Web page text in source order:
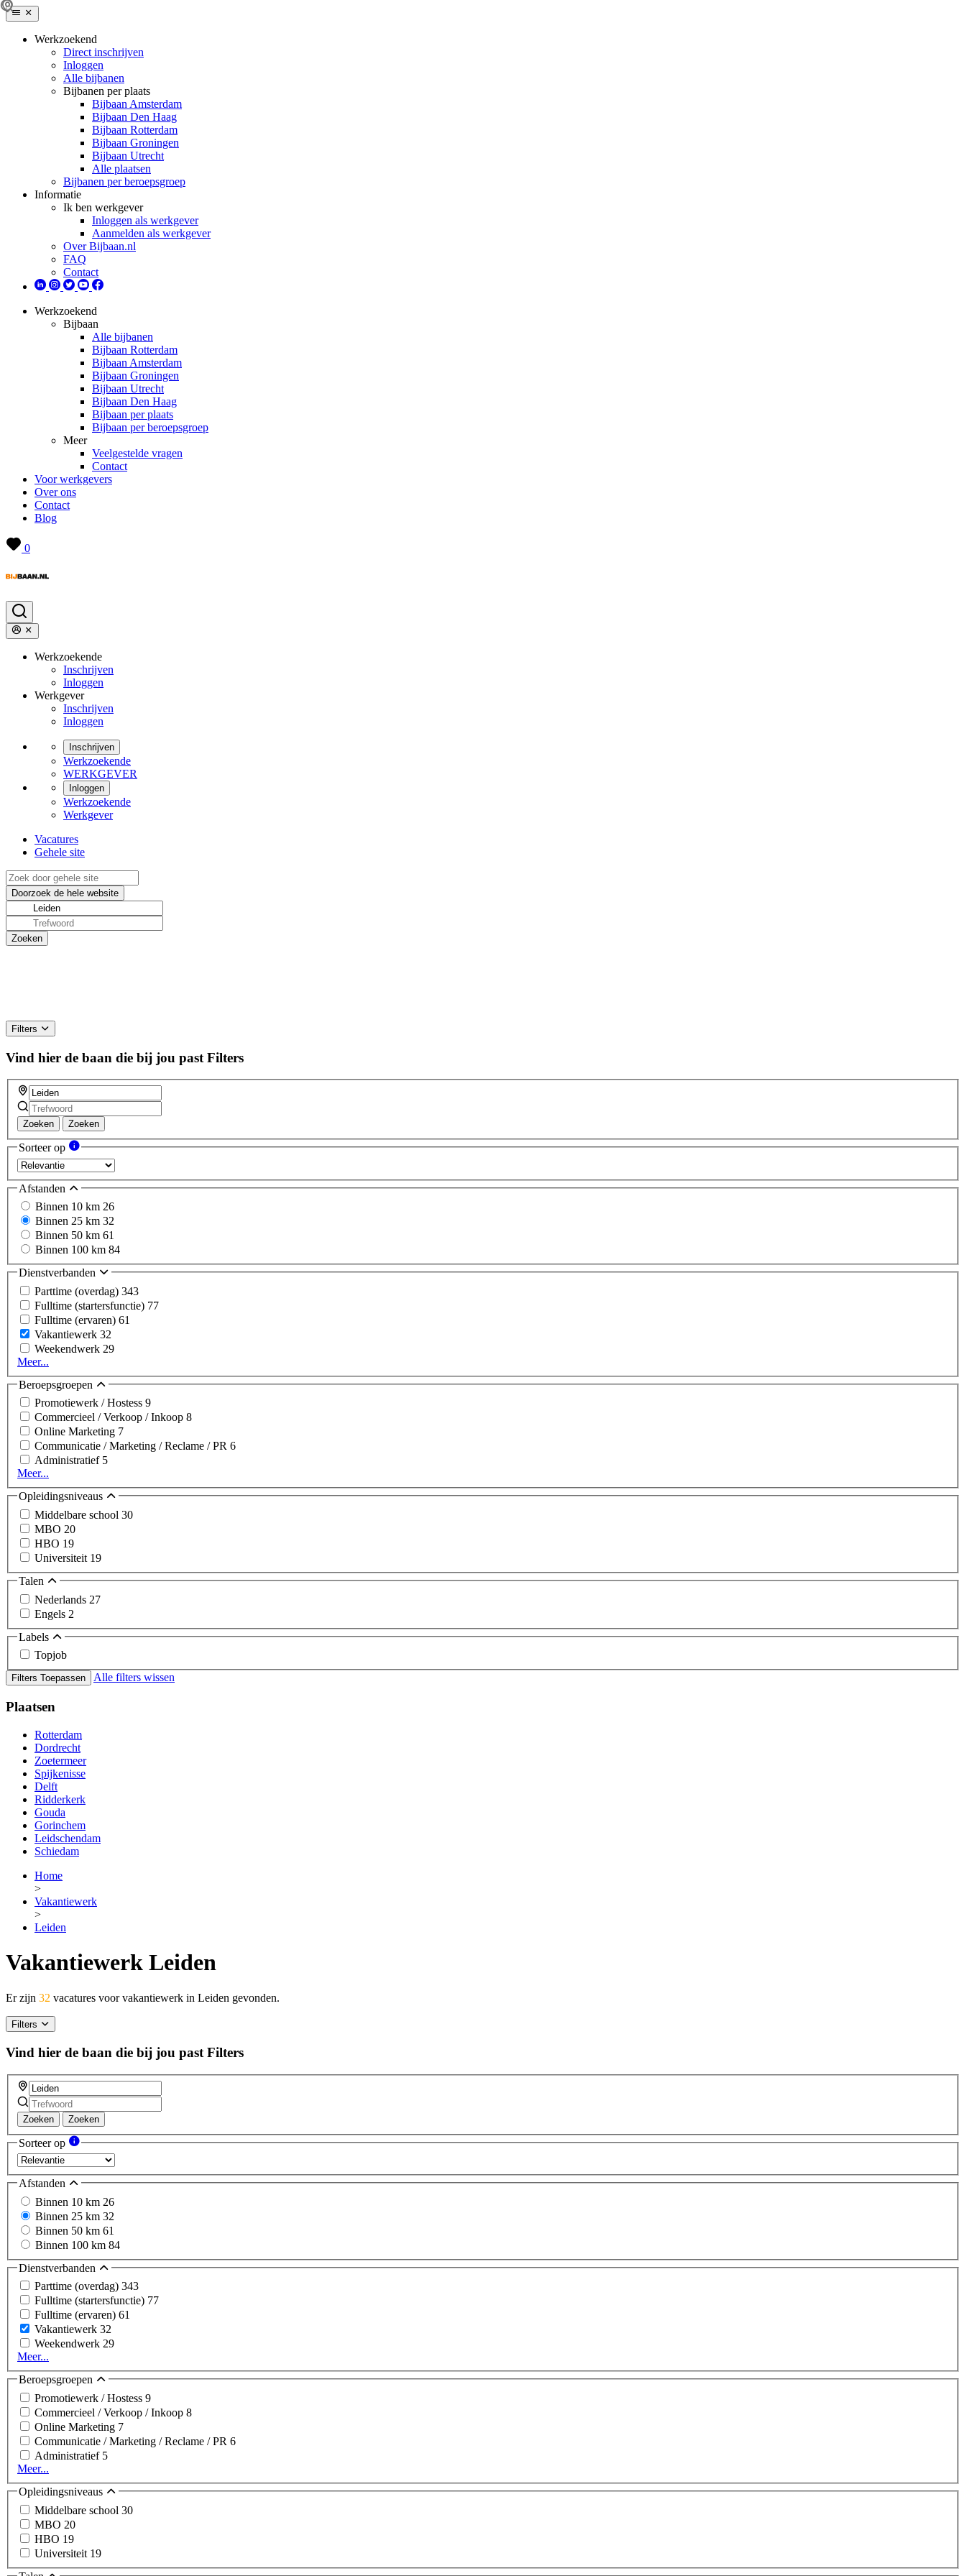
Werkzoekend
Direct inschrijven
Inloggen
Alle bijbanen
Bijbanen per plaats
Bijbaan Amsterdam
Bijbaan Den Haag
Bijbaan Rotterdam
Bijbaan Groningen
Bijbaan Utrecht
Alle plaatsen
Bijbanen per beroepsgroep
Informatie
Ik ben werkgever
Inloggen als werkgever
Aanmelden als werkgever
Over Bijbaan.nl
FAQ
Contact
Werkzoekend
Bijbaan
Alle bijbanen
Bijbaan Rotterdam
Bijbaan Amsterdam
Bijbaan Groningen
Bijbaan Utrecht
Bijbaan Den Haag
Bijbaan per plaats
Bijbaan per beroepsgroep
Meer
Veelgestelde vragen
Contact
Voor werkgevers
Over ons
Contact
Blog
0
Werkzoekende
Inschrijven
Inloggen
Werkgever
Inschrijven
Inloggen
Inschrijven
Werkzoekende
WERKGEVER
Inloggen
Werkzoekende
Werkgever
Vacatures
Gehele site
Filters
Vind hier de baan die bij jou past Filters
Zoeken Zoeken
Sorteer op
Afstanden
Binnen 10 km 26
Binnen 25 km 32
Binnen 50 km 61
Binnen 100 km 84
Dienstverbanden
Parttime (overdag) 343
Fulltime (startersfunctie) 77
Fulltime (ervaren) 61
Vakantiewerk 32
Weekendwerk 29
Meer...
Beroepsgroepen
Promotiewerk / Hostess 9
Commercieel / Verkoop / Inkoop 8
Online Marketing 7
Communicatie / Marketing / Reclame / PR 6
Administratief 5
Meer...
Opleidingsniveaus
Middelbare school 30
MBO 20
HBO 19
Universiteit 19
Talen
Nederlands 27
Engels 2
Labels
Topjob
Filters Toepassen Alle filters wissen
Plaatsen
Rotterdam
Dordrecht
Zoetermeer
Spijkenisse
Delft
Ridderkerk
Gouda
Gorinchem
Leidschendam
Schiedam
Home
>
Vakantiewerk
>
Leiden
Vakantiewerk Leiden
Er zijn 32 vacatures voor vakantiewerk in Leiden gevonden.
Filters
Vind hier de baan die bij jou past Filters
Zoeken Zoeken
Sorteer op
Afstanden
Binnen 10 km 26
Binnen 25 km 32
Binnen 50 km 61
Binnen 100 km 84
Dienstverbanden
Parttime (overdag) 343
Fulltime (startersfunctie) 77
Fulltime (ervaren) 61
Vakantiewerk 32
Weekendwerk 29
Meer...
Beroepsgroepen
Promotiewerk / Hostess 9
Commercieel / Verkoop / Inkoop 8
Online Marketing 7
Communicatie / Marketing / Reclame / PR 6
Administratief 5
Meer...
Opleidingsniveaus
Middelbare school 30
MBO 20
HBO 19
Universiteit 19